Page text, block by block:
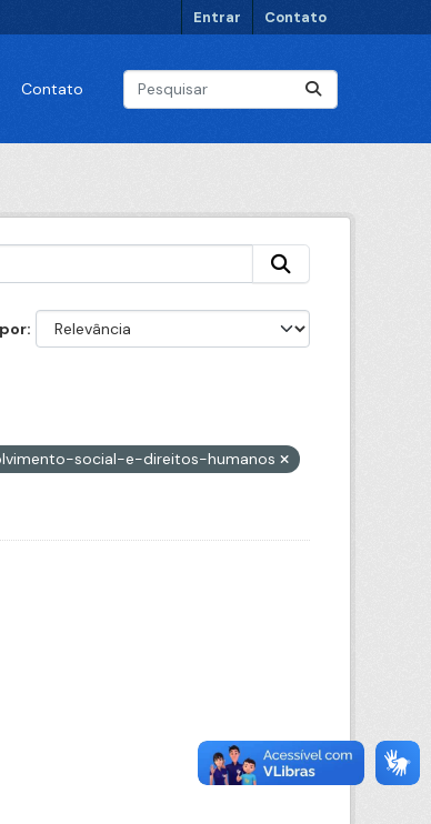
Entrar Contato
Contato
social-e-direitos-humanos